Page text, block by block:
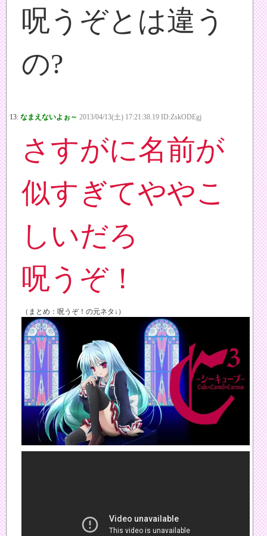
呪うぞとは違う
の?
13: なまえないよぉ～ 2013/04/13(土) 17:21:38.19 ID:ZskODEgj
さすがに名前が
似すぎてややこ
しいだろ
呪うぞ！
（まとめ：呪うぞ！の元ネタ↓）